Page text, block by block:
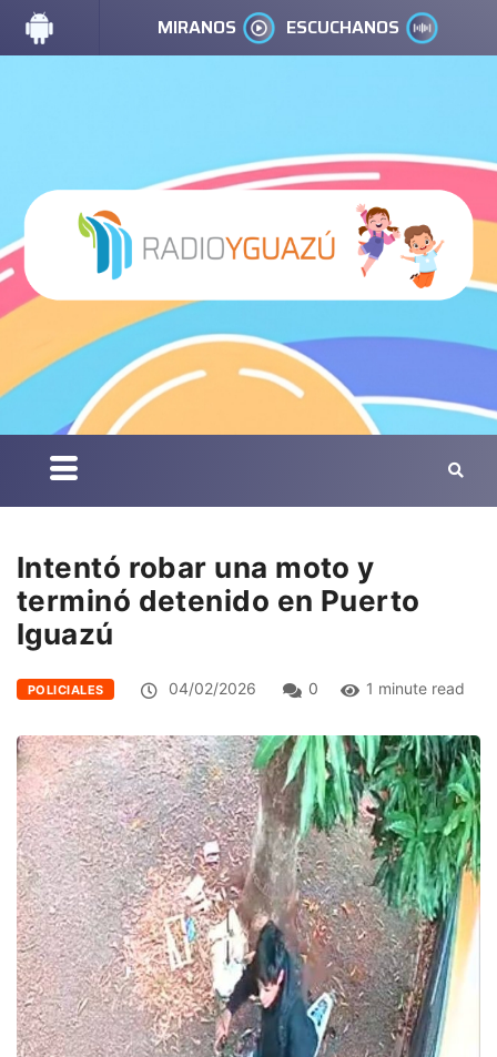
MIRANOS ESCUCHANOS
Intentó robar una moto y
terminó detenido en Puerto
Iguazú
POLICIALES 04/02/2026 0 1 minute read